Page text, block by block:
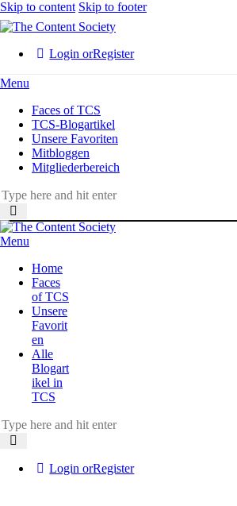
Skip to content Skip to footer
Login orRegister
Menu
Faces of TCS
TCS-Blogartikel
Unsere Favoriten
Mitbloggen
Mitgliederbereich
Menu
Home
Faces
of TCS
Unsere
Favorit
en
Alle
Blogart
ikel in
TCS
Login orRegister